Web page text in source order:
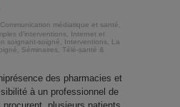
Communication médiatique et santé,
d'interventions, Internet et
soignant-soigné, Interventions, La
, Séminaires, Télé-santé &
des pharmacies et
à un professionnel de